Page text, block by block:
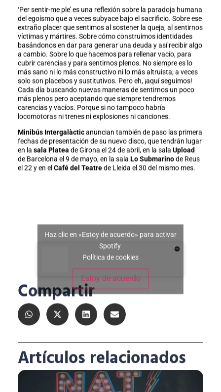
‘Per sentir-me ple’ es una reflexión sobre la paradoja humana
del egoísmo que a veces subyace bajo el sacrificio. Sobre ese
extraño placer que sentimos al sostener la queja, al sentirnos
víctimas y mártires. Sobre cómo construimos identidades
basándonos en dar para generar una deuda y así recibir algo
a cambio. Sobre lo que hacemos para rellenar vacío, para
cubrir carencias y para sentirnos plenos. No siempre es lo
más sano ni lo más constructivo ni lo más altruista; a veces
solo son placebos y sustitutivos. Pero eh, ¡aquí seguimos!
Cada día buscando nuevas maneras de sentirnos un poco
más plenos pero aceptando que siempre tendremos
carencias y vacíos. Porque si no tampoco habría
locomotoras ni trenes ni explosiones ni canciones.
Minibús Intergalàcticanuncian también de paso las primera
fechas de presentación de su nuevo disco, que tendrán lugar
en la sala Platea de Girona el 24 de abril, en la sala Upload
de Barcelona el 9 de mayo, en la sala Lo Submarinode Reus
el 22 y en el Café del Teatrede Lleida el 30 del mismo mes.
Haz clic en «Estoy de acuerdo» para activar
Spotify
Política de cookies
Estoy de acuerdo
Compartir
Artículos relacionados